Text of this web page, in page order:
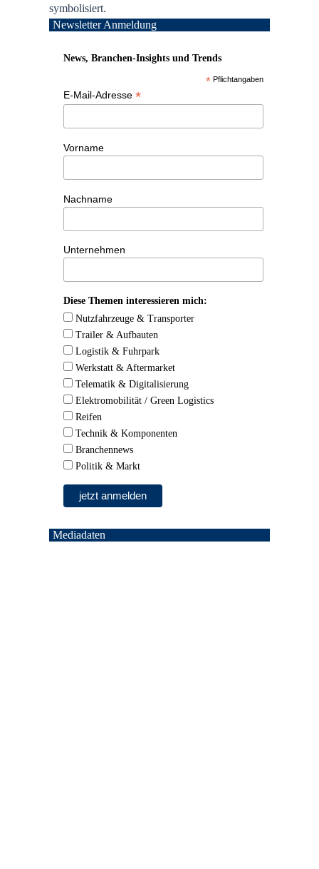
Newsletter Anmeldung
News, Branchen-Insights und Trends
* Pflichtangaben
E-Mail-Adresse *
Vorname
Nachname
Unternehmen
Diese Themen interessieren mich:
Nutzfahrzeuge & Transporter
Trailer & Aufbauten
Logistik & Fuhrpark
Werkstatt & Aftermarket
Telematik & Digitalisierung
Elektromobilität / Green Logistics
Reifen
Technik & Komponenten
Branchennews
Politik & Markt
Mediadaten